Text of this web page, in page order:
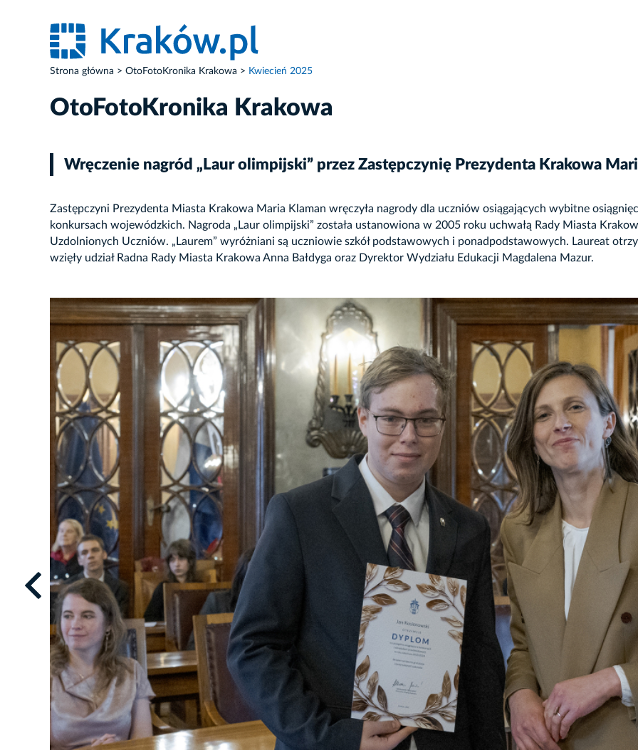
Strona główna OtoFotoKronika Krakowa Kwiecień 2025
OtoFotoKronika Krakowa
Wręczenie nagród „Laur olimpijski” przez Zastępczynię Prezydenta Krakowa
Zastępczyni Prezydenta Miasta Krakowa Maria Klaman wręczyła nagrody dla uczniów osiągających wybitne
konkursach wojewódzkich. Nagroda „Laur olimpijski” została ustanowiona w 2005 roku uchwałą Rady Miasta
Uzdolnionych Uczniów. „Laurem” wyróżniani są uczniowie szkół podstawowych i ponadpodstawowych. Laureat
wzięły udział Radna Rady Miasta Krakowa Anna Bałdyga oraz Dyrektor Wydziału Edukacji Magdalena Mazur.